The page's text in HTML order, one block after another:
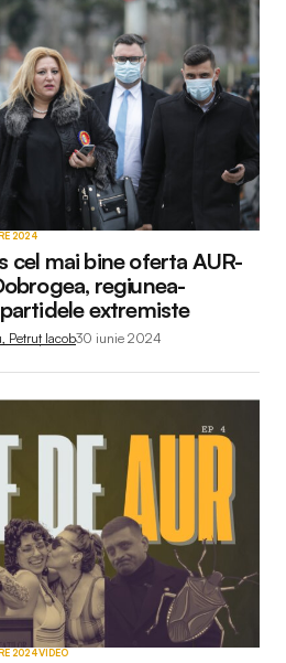
2024
cel mai bine oferta AUR-
regiunea-
extremiste
Petruț Iacob30 iunie 2024
2024VIDEO